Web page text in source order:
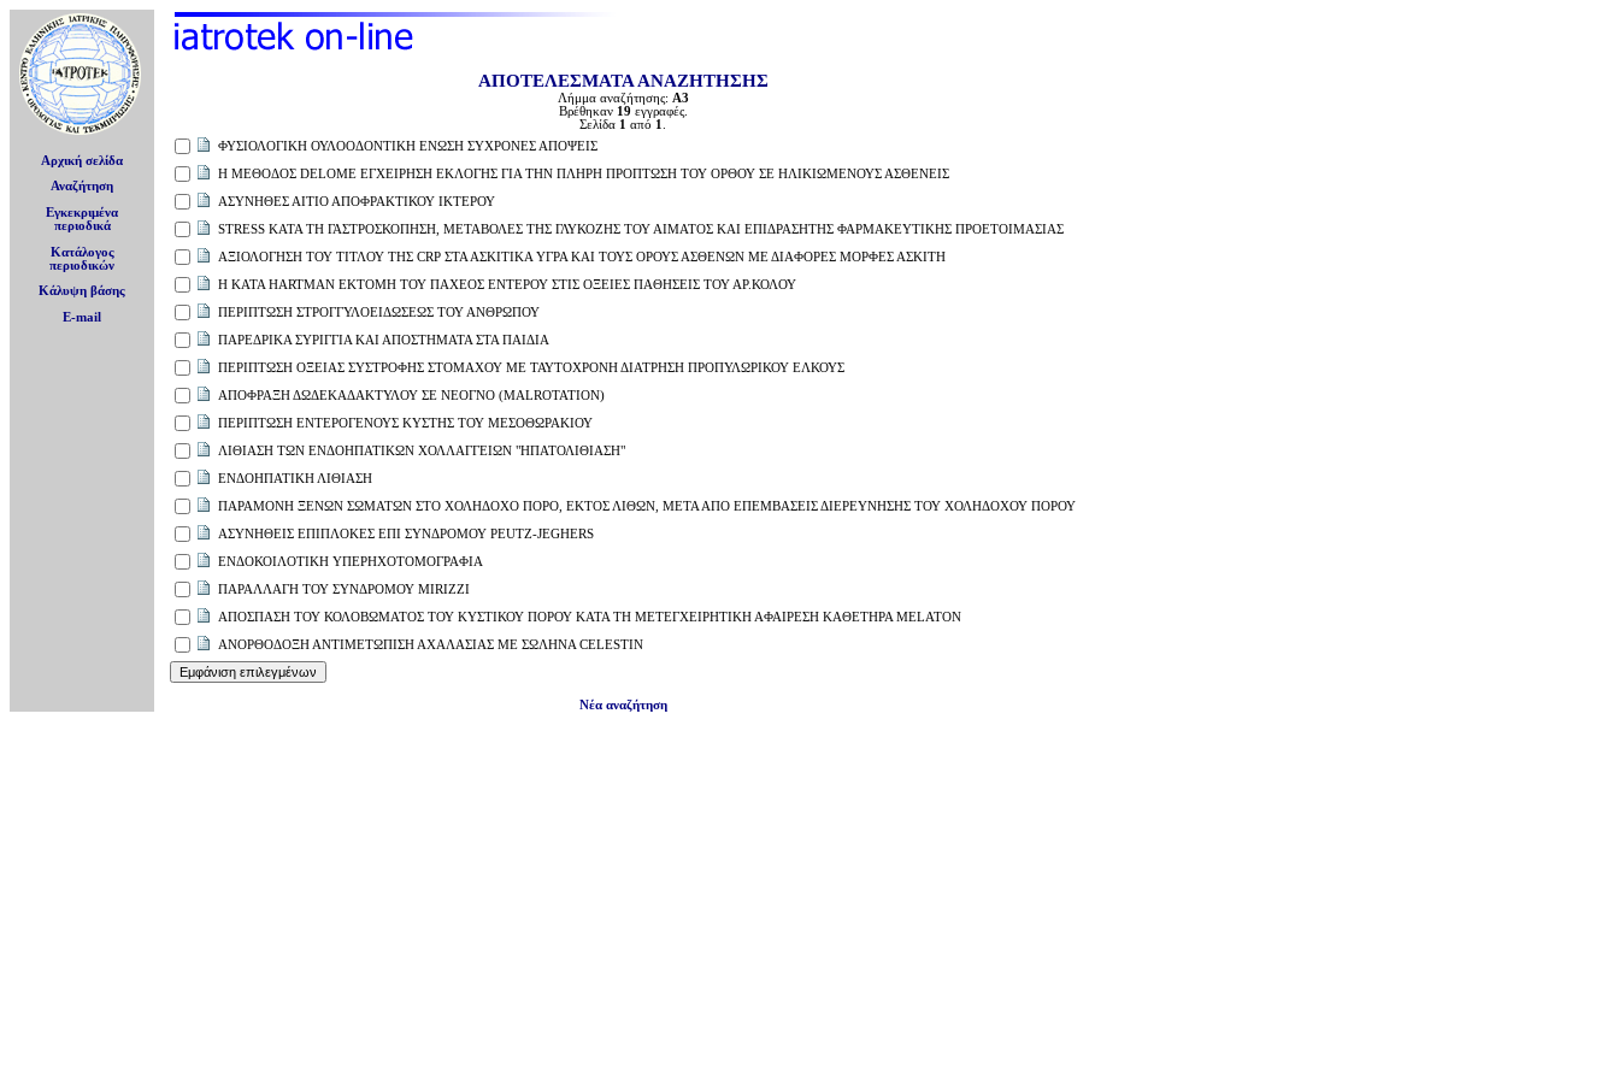
Αρχική σελίδα
Αναζήτηση
Εγκεκριμένα
περιοδικά
Κατάλογος
περιοδικών
Κάλυψη βάσης
E-mail
ΑΠΟΤΕΛΕΣΜΑΤΑ ΑΝΑΖΗΤΗΣΗΣ
Λήμμα αναζήτησης: Α3
Βρέθηκαν 19 εγγραφές.
Σελίδα 1 από 1
ΦΥΣΙΟΛΟΓΙΚΗ ΟΥΛΟΟΔΟΝΤΙΚΗ ΕΝΩΣΗ ΣΥΧΡΟΝΕΣ ΑΠΟΨΕΙΣ
Η ΜΕΘΟΔΟΣ DELOME ΕΓΧΕΙΡΗΣΗ ΕΚΛΟΓΗΣ ΓΙΑ ΤΗΝ ΠΛΗΡΗ ΠΡΟΠΤΩΣΗ ΤΟΥ ΟΡΘΟΥ ΣΕ ΗΛΙΚΙΩΜΕΝΟΥΣ ΑΣΘΕΝΕΙΣ
ΑΣΥΝΗΘΕΣ ΑΙΤΙΟ ΑΠΟΦΡΑΚΤΙΚΟΥ ΙΚΤΕΡΟΥ
STRESS ΚΑΤΑ ΤΗ ΓΑΣΤΡΟΣΚΟΠΗΣΗ, ΜΕΤΑΒΟΛΕΣ ΤΗΣ ΓΛΥΚΟΖΗΣ ΤΟΥ ΑΙΜΑΤΟΣ ΚΑΙ ΕΠΙΔΡΑΣΗΤΗΣ ΦΑΡΜΑΚΕΥΤΙΚΗΣ ΠΡΟΕΤΟΙΜΑΣΙΑΣ
ΑΞΙΟΛΟΓΗΣΗ ΤΟΥ ΤΙΤΛΟΥ ΤΗΣ CRP ΣΤΑ ΑΣΚΙΤΙΚΑ ΥΓΡΑ ΚΑΙ ΤΟΥΣ ΟΡΟΥΣ ΑΣΘΕΝΩΝ ΜΕ ΔΙΑΦΟΡΕΣ ΜΟΡΦΕΣ ΑΣΚΙΤΗ
Η ΚΑΤΑ HARTMAN ΕΚΤΟΜΗ ΤΟΥ ΠΑΧΕΟΣ ΕΝΤΕΡΟΥ ΣΤΙΣ ΟΞΕΙΕΣ ΠΑΘΗΣΕΙΣ ΤΟΥ ΑΡ.ΚΟΛΟΥ
ΠΕΡΙΠΤΩΣΗ ΣΤΡΟΓΓΥΛΟΕΙΔΩΣΕΩΣ ΤΟΥ ΑΝΘΡΩΠΟΥ
ΠΑΡΕΔΡΙΚΑ ΣΥΡΙΓΓΙΑ ΚΑΙ ΑΠΟΣΤΗΜΑΤΑ ΣΤΑ ΠΑΙΔΙΑ
ΠΕΡΙΠΤΩΣΗ ΟΞΕΙΑΣ ΣΥΣΤΡΟΦΗΣ ΣΤΟΜΑΧΟΥ ΜΕ ΤΑΥΤΟΧΡΟΝΗ ΔΙΑΤΡΗΣΗ ΠΡΟΠΥΛΩΡΙΚΟΥ ΕΛΚΟΥΣ
ΑΠΟΦΡΑΞΗ ΔΩΔΕΚΑΔΑΚΤΥΛΟΥ ΣΕ ΝΕΟΓΝΟ (MALROTATION)
ΠΕΡΙΠΤΩΣΗ ΕΝΤΕΡΟΓΕΝΟΥΣ ΚΥΣΤΗΣ ΤΟΥ ΜΕΣΟΘΩΡΑΚΙΟΥ
ΛΙΘΙΑΣΗ ΤΩΝ ΕΝΔΟΗΠΑΤΙΚΩΝ ΧΟΛΛΑΓΓΕΙΩΝ "ΗΠΑΤΟΛΙΘΙΑΣΗ"
ΕΝΔΟΗΠΑΤΙΚΗ ΛΙΘΙΑΣΗ
ΠΑΡΑΜΟΝΗ ΞΕΝΩΝ ΣΩΜΑΤΩΝ ΣΤΟ ΧΟΛΗΔΟΧΟ ΠΟΡΟ, ΕΚΤΟΣ ΛΙΘΩΝ, ΜΕΤΑ ΑΠΟ ΕΠΕΜΒΑΣΕΙΣ ΔΙΕΡΕΥΝΗΣΗΣ ΤΟΥ ΧΟΛΗΔΟΧΟΥ ΠΟΡΟΥ
ΑΣΥΝΗΘΕΙΣ ΕΠΙΠΛΟΚΕΣ ΕΠΙ ΣΥΝΔΡΟΜΟΥ PEUTZ-JEGHERS
ΕΝΔΟΚΟΙΛΟΤΙΚΗ ΥΠΕΡΗΧΟΤΟΜΟΓΡΑΦΙΑ
ΠΑΡΑΛΛΑΓΗ ΤΟΥ ΣΥΝΔΡΟΜΟΥ MIRIZZI
ΑΠΟΣΠΑΣΗ ΤΟΥ ΚΟΛΟΒΩΜΑΤΟΣ ΤΟΥ ΚΥΣΤΙΚΟΥ ΠΟΡΟΥ ΚΑΤΑ ΤΗ ΜΕΤΕΓΧΕΙΡΗΤΙΚΗ ΑΦΑΙΡΕΣΗ ΚΑΘΕΤΗΡΑ MELATON
ΑΝΟΡΘΟΔΟΞΗ ΑΝΤΙΜΕΤΩΠΙΣΗ ΑΧΑΛΑΣΙΑΣ ΜΕ ΣΩΛΗΝΑ CELESTIN
Νέα αναζήτηση